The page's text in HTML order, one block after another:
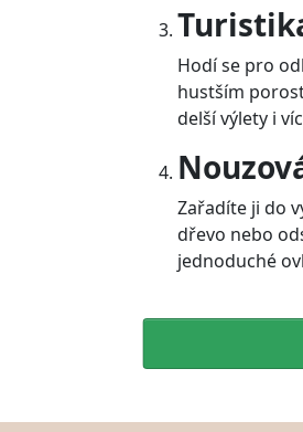
Hodí se pro
hustším
delší výlety i
Zařadíte ji do
dřevo nebo
jednoduché